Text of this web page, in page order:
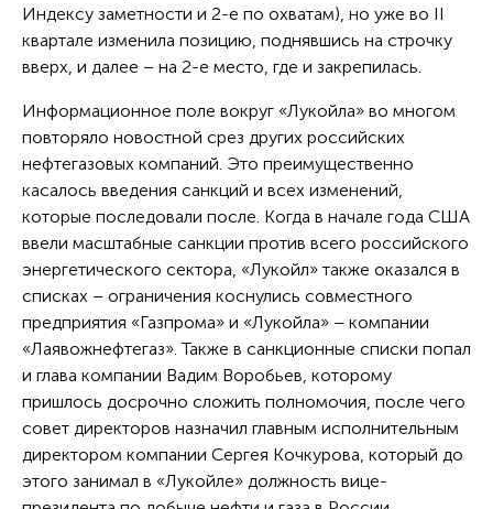
Индексу заметности и 2-е по охватам), но уже во II
квартале изменила позицию, поднявшись на строчку
вверх, и далее – на 2-е место, где и закрепилась.
Информационное поле вокруг «Лукойла» во многом
повторяло новостной срез других российских
нефтегазовых компаний. Это преимущественно
касалось введения санкций и всех изменений,
которые последовали после. Когда в начале года США
ввели масштабные санкции против всего российского
энергетического сектора, «Лукойл» также оказался в
списках – ограничения коснулись совместного
предприятия «Газпрома» и «Лукойла» – компании
«Лаявожнефтегаз». Также в санкционные списки попал
и глава компании Вадим Воробьев, которому
пришлось досрочно сложить полномочия, после чего
совет директоров назначил главным исполнительным
директором компании Сергея Кочкурова, который до
этого занимал в «Лукойле» должность вице-